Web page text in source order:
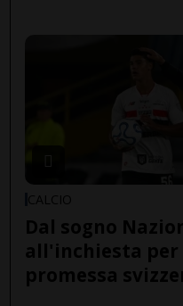
CALCIO
Dal sogno
all'inchiesta per
promessa